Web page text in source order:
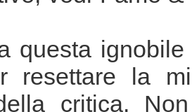
questa
resettare la
critica.